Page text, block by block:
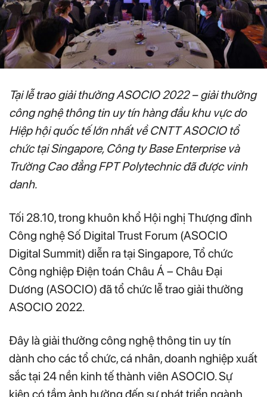
Tại lễ trao giải thưởng ASOCIO 2022 – giải thưởng
công nghệ thông tin uy tín hàng đầu khu vực do
Hiệp hội quốc tế lớn nhất về CNTT ASOCIO tổ
chức tại Singapore, Công ty Base Enterprise và
Trường Cao đẳng FPT Polytechnic đã được vinh
danh.
Tối 28.10, trong khuôn khổ Hội nghị Thượng đỉnh
Công nghệ Số Digital Trust Forum (ASOCIO
Digital Summit) diễn ra tại Singapore, Tổ chức
Công nghiệp Điện toán Châu Á – Châu Đại
Dương (ASOCIO) đã tổ chức lễ trao giải thưởng
ASOCIO 2022.
Đây là giải thưởng công nghệ thông tin uy tín
dành cho các tổ chức, cá nhân, doanh nghiệp xuất
sắc tại 24 nền kinh tế thành viên ASOCIO. Sự
kiện có tầm ảnh hưởng đến sự phát triển ngành